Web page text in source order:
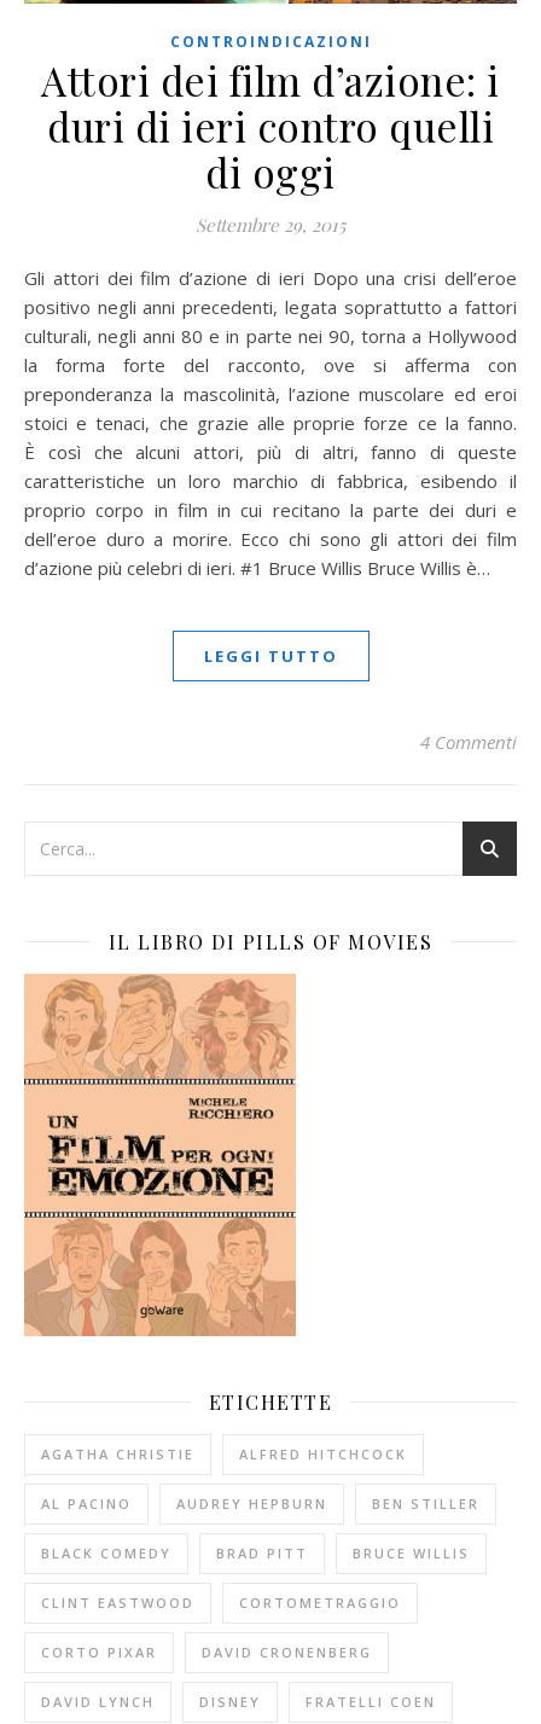
CONTROINDICAZIONI
Attori dei film d’azione: i
duri di ieri contro quelli
di oggi
Settembre 29, 2015
Gli attori dei film d’azione di ieri Dopo una crisi dell’eroe
positivo negli anni precedenti, legata soprattutto a fattori
culturali, negli anni 80 e in parte nei 90, torna a Hollywood
la forma forte del racconto, ove si afferma con
preponderanza la mascolinità, l’azione muscolare ed eroi
stoici e tenaci, che grazie alle proprie forze ce la fanno.
È così che alcuni attori, più di altri, fanno di queste
caratteristiche un loro marchio di fabbrica, esibendo il
proprio corpo in film in cui recitano la parte dei duri e
dell’eroe duro a morire. Ecco chi sono gli attori dei film
d’azione più celebri di ieri. #1 Bruce Willis Bruce Willis è…
LEGGI TUTTO
4 Commenti
IL LIBRO DI PILLS OF MOVIES
ETICHETTE
AGATHA CHRISTIE ALFRED HITCHCOCK
AL PACINO AUDREY HEPBURN BEN STILLER
BLACK COMEDY BRAD PITT BRUCE WILLIS
CLINT EASTWOOD CORTOMETRAGGIO
CORTO PIXAR DAVID CRONENBERG
DAVID LYNCH DISNEY FRATELLI COEN